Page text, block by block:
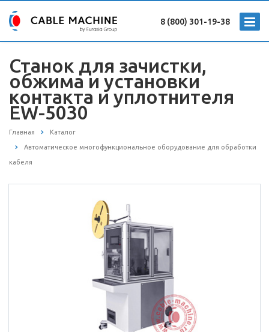
8 (800) 301-19-38
Станок для зачистки,
обжима и установки
контакта и уплотнителя
EW-5030
Главная Каталог
Автоматическое многофункциональное оборудование для обработки
кабеля